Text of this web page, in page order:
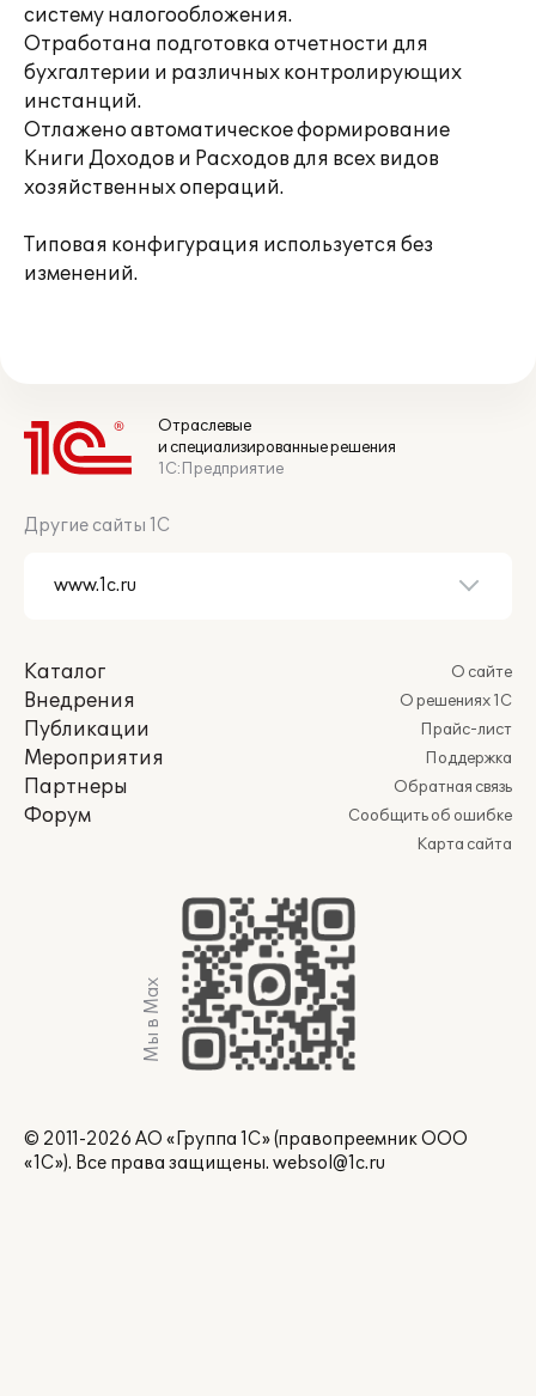
систему налогообложения.
Отработана подготовка отчетности для
бухгалтерии и различных контролирующих
инстанций.
Отлажено автоматическое формирование
Книги Доходов и Расходов для всех видов
хозяйственных операций.
Типовая конфигурация используется без
изменений.
Отраслевые
и специализированные решения
1С:Предприятие
Другие сайты 1С
Каталог
Внедрения
Публикации
Мероприятия
Партнеры
Форум
О сайте
О решениях 1С
Прайс-лист
Поддержка
Обратная связь
Сообщить об ошибке
Карта сайта
Мы в Max
© 2011-2026 АО «Группа 1С» (правопреемник ООО
«1С»). Все права защищены. websol@1c.ru